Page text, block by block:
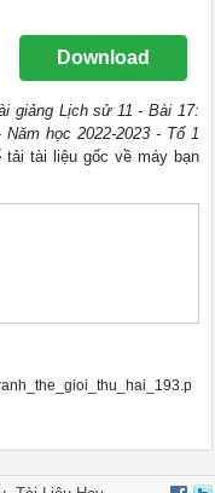
Download
giảng Lịch sử 11 - Bài 17:
học 2022-2023 - Tổ 1
tải tài liệu gốc về máy bạn
thiết lập trật tự Véc-